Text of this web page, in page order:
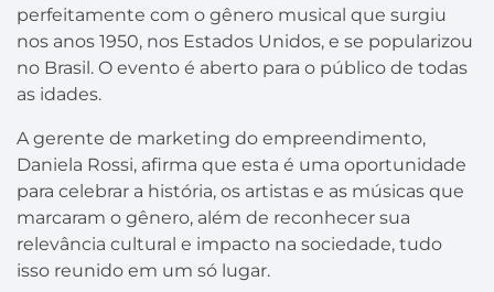
perfeitamente com o gênero musical que surgiu
nos anos 1950, nos Estados Unidos, e se popularizou
no Brasil. O evento é aberto para o público de todas
as idades.
A gerente de marketing do empreendimento,
Daniela Rossi, afirma que esta é uma oportunidade
para celebrar a história, os artistas e as músicas que
marcaram o gênero, além de reconhecer sua
relevância cultural e impacto na sociedade, tudo
isso reunido em um só lugar.